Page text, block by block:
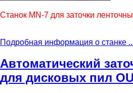
Станок MN-7 для заточки
Подробная информация о станке
Автоматический
для дисковых пил